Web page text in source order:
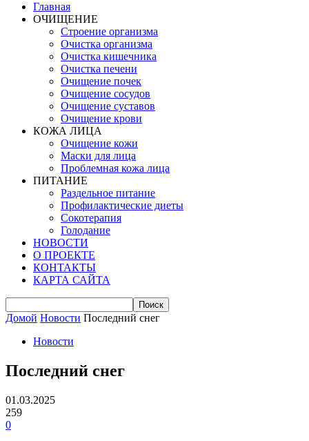
Главная
ОЧИЩЕНИЕ
Строение организма
Очистка организма
Очистка кишечника
Очистка печени
Очищение почек
Очищение сосудов
Очищение суставов
Очищение крови
КОЖА ЛИЦА
Очищение кожи
Маски для лица
Проблемная кожа лица
ПИТАНИЕ
Раздельное питание
Профилактические диеты
Сокотерапия
Голодание
НОВОСТИ
О ПРОЕКТЕ
КОНТАКТЫ
КАРТА САЙТА
Домой Новости Последний снег
Новости
Последний снег
01.03.2025
259
0